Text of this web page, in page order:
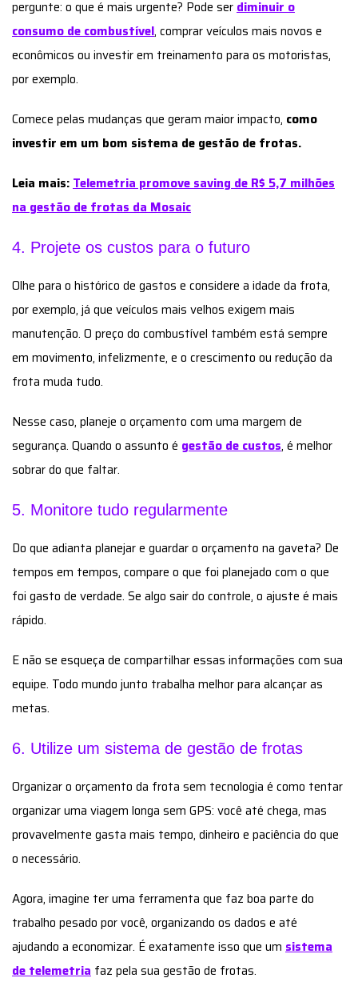
pergunte: o que é mais urgente? Pode ser diminuir o
consumo de combustível, comprar veículos mais novos e
econômicos ou investir em treinamento para os motoristas,
por exemplo.
Comece pelas mudanças que geram maior impacto, como
investir em um bom sistema de gestão de frotas.
Leia mais: Telemetria promove saving de R$ 5,7 milhões
na gestão de frotas da Mosaic
4. Projete os custos para o futuro
Olhe para o histórico de gastos e considere a idade da frota,
por exemplo, já que veículos mais velhos exigem mais
manutenção. O preço do combustível também está sempre
em movimento, infelizmente, e o crescimento ou redução da
frota muda tudo.
Nesse caso, planeje o orçamento com uma margem de
segurança. Quando o assunto é gestão de custos, é melhor
sobrar do que faltar.
5. Monitore tudo regularmente
Do que adianta planejar e guardar o orçamento na gaveta? De
tempos em tempos, compare o que foi planejado com o que
foi gasto de verdade. Se algo sair do controle, o ajuste é mais
rápido.
E não se esqueça de compartilhar essas informações com sua
equipe. Todo mundo junto trabalha melhor para alcançar as
metas.
6. Utilize um sistema de gestão de frotas
Organizar o orçamento da frota sem tecnologia é como tentar
organizar uma viagem longa sem GPS: você até chega, mas
provavelmente gasta mais tempo, dinheiro e paciência do que
o necessário.
Agora, imagine ter uma ferramenta que faz boa parte do
trabalho pesado por você, organizando os dados e até
ajudando a economizar. É exatamente isso que um sistema
de telemetria faz pela sua gestão de frotas.